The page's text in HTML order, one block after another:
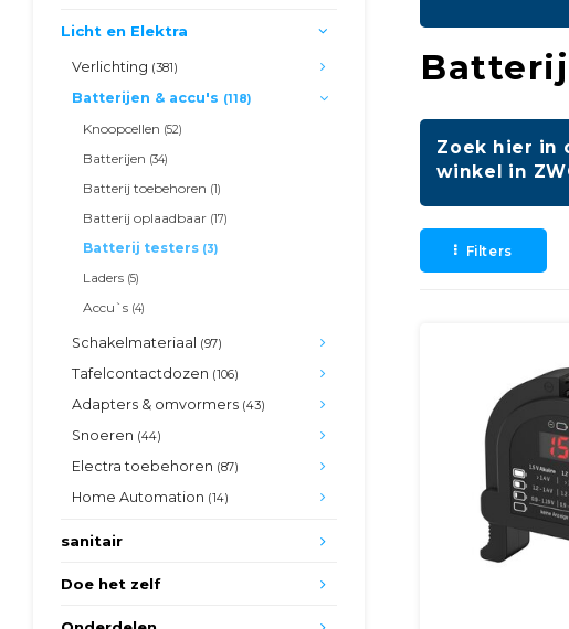
Licht en Elektra
Verlichting (381)
Batterijen & accu's (118)
Knoopcellen (52)
Batterijen (34)
Batterij toebehoren (1)
Batterij oplaadbaar (17)
Batterij testers (3)
Laders (5)
Accu`s (4)
Schakelmateriaal (97)
Tafelcontactdozen (106)
Adapters & omvormers (43)
Snoeren (44)
Electra toebehoren (87)
Home Automation (14)
sanitair
Doe het zelf
Zoek hier in
winkel in
Filters